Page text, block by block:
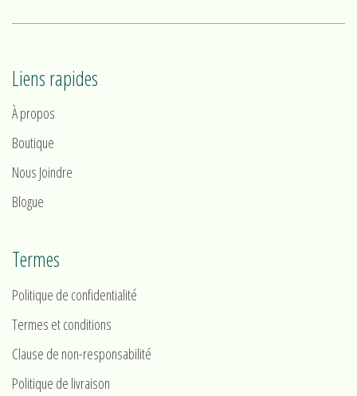
Liens rapides
À propos
Boutique
Nous Joindre
Blogue
Termes
Politique de confidentialité
Termes et conditions
Clause de non-responsabilité
Politique de livraison